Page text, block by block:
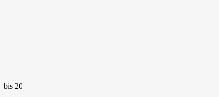
bis 20